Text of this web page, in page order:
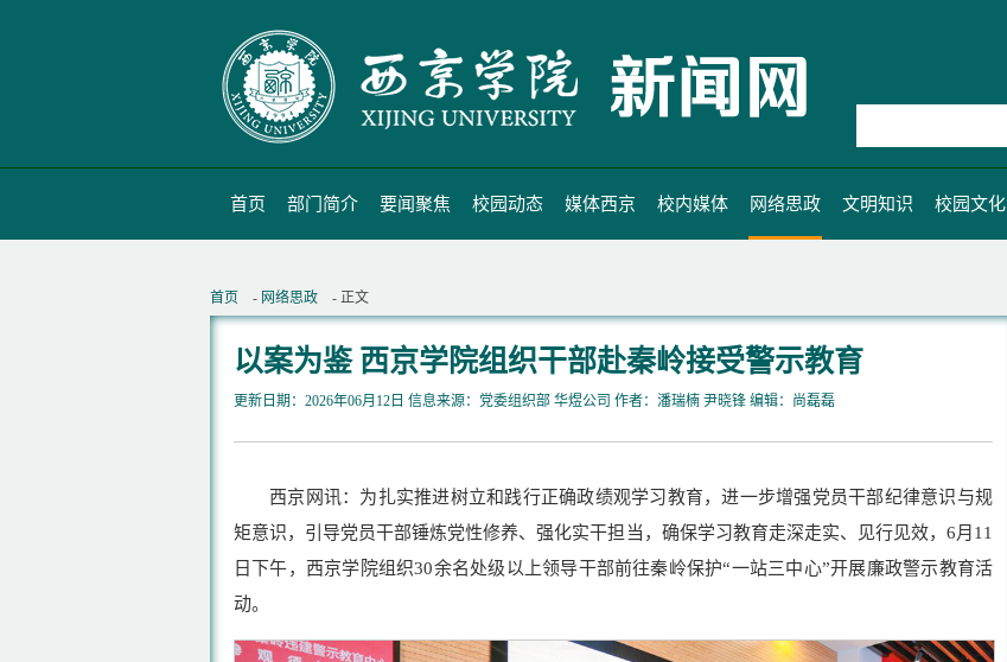
首页 部门简介 要闻聚焦 校园动态 媒体西京 校内媒体 网络思政 文明知识 校园文化
首页 - 网络思政 - 正文
以案为鉴 西京学院组织干部赴秦岭接受警示教育
更新日期：2026年06月12日 信息来源：党委组织部 华煜公司 作者：潘瑞楠 尹晓锋 编辑：尚磊磊
西京网讯：为扎实推进树立和践行正确政绩观学习教育，进一步增强党员干部纪律意识与规
矩意识，引导党员干部锤炼党性修养、强化实干担当，确保学习教育走深走实、见行见效，6月11
日下午，西京学院组织30余名处级以上领导干部前往秦岭保护“一站三中心”开展廉政警示教育活
动。